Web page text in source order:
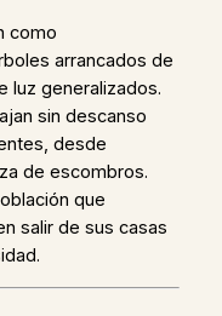
como
arrancados de
luz generalizados.
sin descanso
desde
de escombros.
que
salir de sus casas